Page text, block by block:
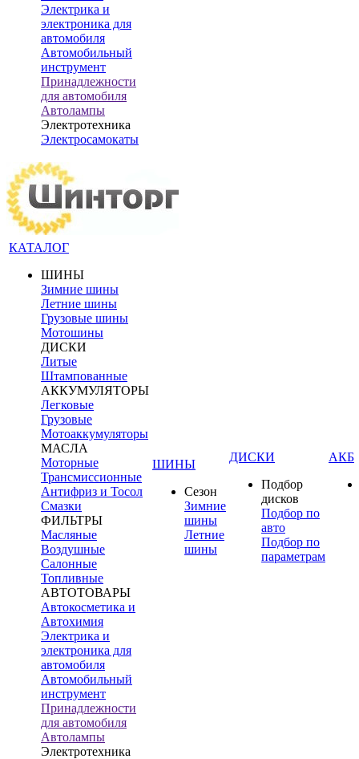
Электрика и
электроника для
автомобиля
Автомобильный
инструмент
Принадлежности
для автомобиля
Автолампы
Электротехника
Электросамокаты
КАТАЛОГ
ШИНЫ
Зимние шины
Летние шины
Грузовые шины
Мотошины
ДИСКИ
Литые
Штампованные
АККУМУЛЯТОРЫ
Легковые
Грузовые
Мотоаккумуляторы
МАСЛА
Моторные
Трансмиссионные
Антифриз и Тосол
Смазки
ФИЛЬТРЫ
Масляные
Воздушные
Салонные
Топливные
АВТОТОВАРЫ
Автокосметика и
Автохимия
Электрика и
электроника для
автомобиля
Автомобильный
инструмент
Принадлежности
для автомобиля
Автолампы
Электротехника
ШИНЫ
Сезон
Зимние
шины
Летние
шины
ДИСКИ
Подбор
дисков
Подбор по
авто
Подбор по
параметрам
АКБ